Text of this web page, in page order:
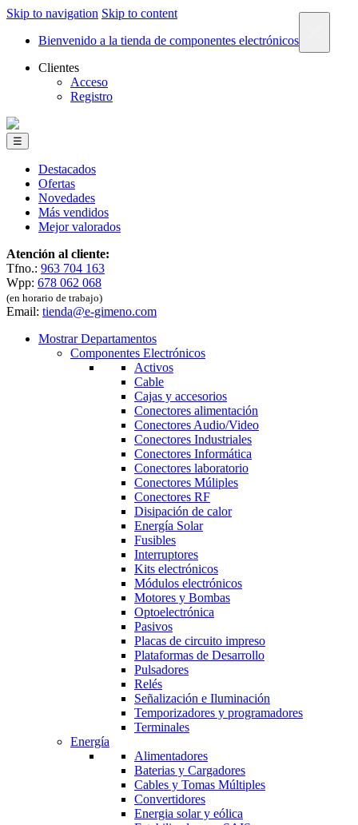
Skip to navigation Skip to content
Bienvenido a la tienda de componentes electrónicos
Clientes
Acceso
Registro
☰
Destacados
Ofertas
Novedades
Más vendidos
Mejor valorados
Atención al cliente:
Tfno.: 963 704 163
Wpp: 678 062 068
(en horario de trabajo)
Email: tienda@e-gimeno.com
Mostrar Departamentos
Componentes Electrónicos
Activos
Cable
Cajas y accesorios
Conectores alimentación
Conectores Audio/Video
Conectores Industriales
Conectores Informática
Conectores laboratorio
Conectores Múliples
Conectores RF
Disipación de calor
Energía Solar
Fusibles
Interruptores
Kits electrónicos
Módulos electrónicos
Motores y Bombas
Optoelectrónica
Pasivos
Placas de circuito impreso
Plataformas de Desarrollo
Pulsadores
Relés
Señalización e Iluminación
Temporizadores y programadores
Terminales
Energía
Alimentadores
Baterias y Cargadores
Cables y Tomas Múltiples
Convertidores
Energia solar y eólica